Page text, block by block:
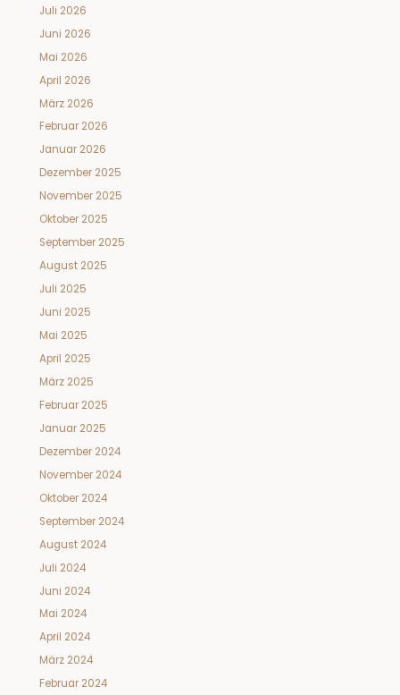
Juli 2026
Juni 2026
Mai 2026
April 2026
März 2026
Februar 2026
Januar 2026
Dezember 2025
November 2025
Oktober 2025
September 2025
August 2025
Juli 2025
Juni 2025
Mai 2025
April 2025
März 2025
Februar 2025
Januar 2025
Dezember 2024
November 2024
Oktober 2024
September 2024
August 2024
Juli 2024
Juni 2024
Mai 2024
April 2024
März 2024
Februar 2024